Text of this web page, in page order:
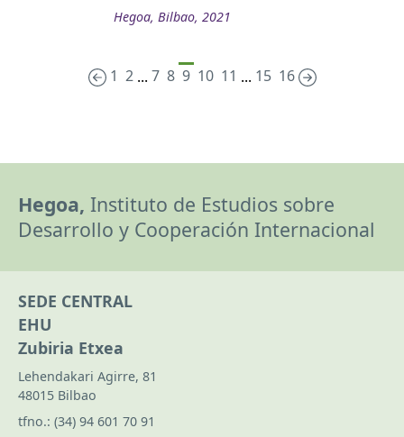
Hegoa, Bilbao, 2021
1 2 ... 7 8 9 10 11 ... 15 16
Hegoa, Instituto de Estudios sobre
Desarrollo y Cooperación Internacional
SEDE CENTRAL
EHU
Zubiria Etxea
Lehendakari Agirre, 81
48015 Bilbao
tfno.: (34) 94 601 70 91